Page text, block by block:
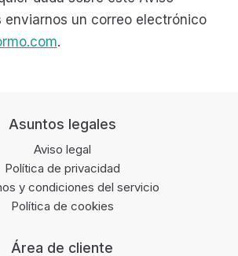
enviarnos un correo electrónico
.
Asuntos legales
Aviso legal
Política de privacidad
y condiciones del servicio
Política de cookies
Área de cliente